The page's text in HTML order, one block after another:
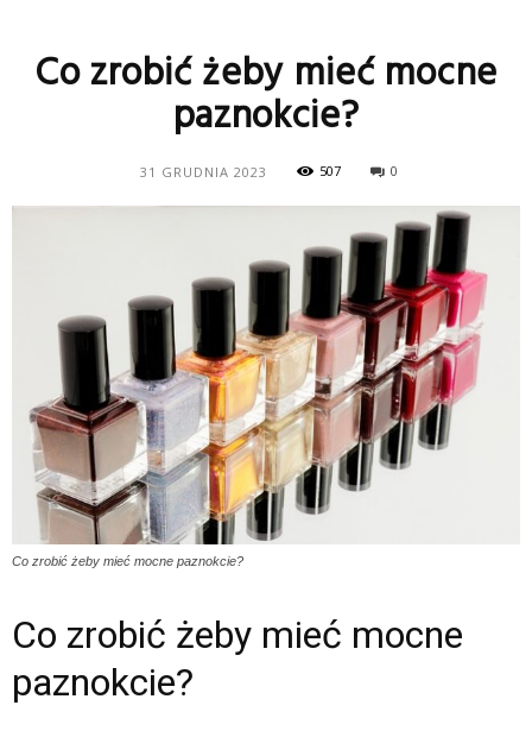
Co zrobić żeby mieć mocne
paznokcie?
31 GRUDNIA 2023 507 0
Co zrobić żeby mieć mocne paznokcie?
Co zrobić żeby mieć mocne
paznokcie?